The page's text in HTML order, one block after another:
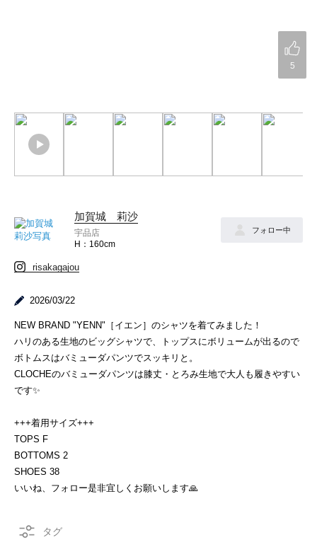
5
加賀城 莉沙
宇品店
160cm
フォロー中
risakagajou
2026/03/22
NEW BRAND "YENN"［イエン］のシャツを着てみました！
ハリのある生地のビッグシャツで、トップスにボリュームが出るので
ボトムスはバミューダパンツでスッキリと。
CLOCHEのバミューダパンツは膝丈・とろみ生地で大人も履きやすい
です✨
+++着用サイズ+++
TOPS F
BOTTOMS 2
SHOES 38
いいね、フォロー是非宜しくお願いします🙏